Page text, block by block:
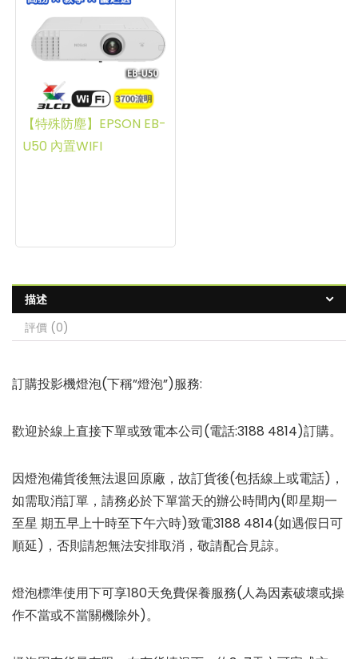
【特殊防塵】EPSON EB-
U50 內置WIFI
描述
評價 (0)
訂購投影機燈泡(下稱”燈泡”)服務:
歡迎於線上直接下單或致電本公司(電話:3188 4814)訂購。
因燈泡備貨後無法退回原廠，故訂貨後(包括線上或電話)，
如需取消訂單，請務必於下單當天的辦公時間內(即星期一
至星 期五早上十時至下午六時)致電3188 4814(如遇假日可
順延)，否則請恕無法安排取消，敬請配合見諒。
燈泡標準使用下可享180天免費保養服務(人為因素破壞或操
作不當或不當關機除外)。